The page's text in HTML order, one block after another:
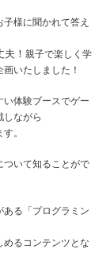
子様に聞かれて答え
！ 親子で楽しく学
いたしました！
い体験ブースでゲー
しながら
。
ついて知ることがで
る「プログラミン
るコンテンツとな